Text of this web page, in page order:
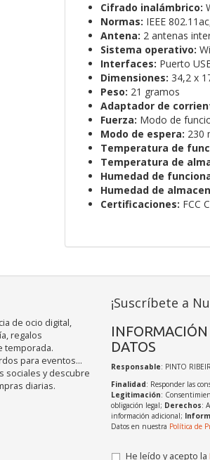
Cifrado inalámbrico:
Normas: IEEE
Antena: 2 antenas
Sistema operativo:
Interfaces: Puerto
Dimensiones: 34,2 x
Peso: 21 gramos
Adaptador de
Fuerza: Modo de
Modo de espera: 230
Temperatura de
Temperatura de
Humedad de
Humedad de
Certificaciones: FCC
de ocio digital,
regalos
temporada.
para eventos...
sociales y descubre
diarias.
¡Suscríbete a
DATOS
Responsable: PINTO
Finalidad: Responder las
Legitimación:
obligación legal; Derechos:
información adicional;
Datos en nuestra Política de
He leído y acepto la